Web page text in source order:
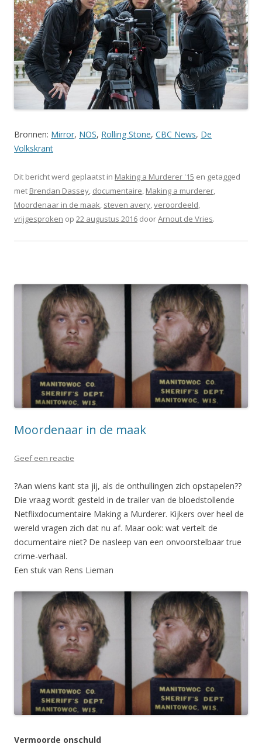
Bronnen: Mirror, NOS, Rolling Stone, CBC News, De
Volkskrant
Dit bericht werd geplaatst in Making a Murderer '15 en getagged
met Brendan Dassey, documentaire, Making a murderer,
Moordenaar in de maak, steven avery,veroordeeld,
vrijgesproken op 22 augustus 2016 doorArnout de Vries.
Moordenaar in de maak
Geef een reactie
?Aan wiens kant sta jij, als de onthullingen zich opstapelen??
Die vraag wordt gesteld in de trailer van de bloedstollende
Netflixdocumentaire Making a Murderer. Kijkers over heel de
wereld vragen zich dat nu af. Maar ook: wat vertelt de
documentaire niet? De nasleep van een onvoorstelbaar true
crime-verhaal.
Een stuk van Rens Lieman
Vermoorde onschuld